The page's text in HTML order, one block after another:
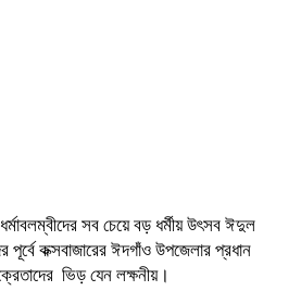
সব চেয়ে বড় ধর্মীয় উৎসব ঈদুল
কক্সবাজারের ঈদগাঁও উপজেলার প্রধান
ভিড় যেন লক্ষনীয়।